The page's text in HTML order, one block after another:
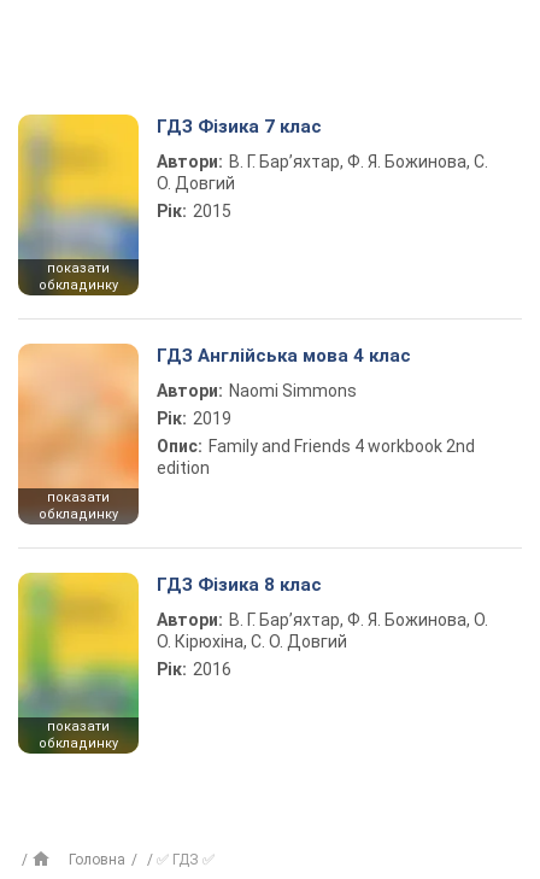
показати
обкладинку
ГДЗ Фізика 7 клас
Автори: В. Г. Бар’яхтар, Ф. Я. Божинова, С.
О. Довгий
Рік: 2015
показати
обкладинку
ГДЗ Англійська мова 4 клас
Автори: Naomi Simmons
Рік: 2019
Опис: Family and Friends 4 workbook 2nd
edition
показати
обкладинку
ГДЗ Фізика 8 клас
Автори: В. Г. Бар’яхтар, Ф. Я. Божинова, О.
О. Кірюхіна, С. О. Довгий
Рік: 2016
Головна ✅ ГДЗ ✅